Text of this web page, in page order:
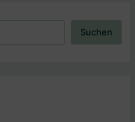
Suchen